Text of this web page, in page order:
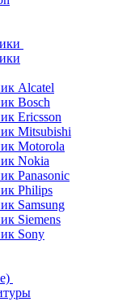
Alcatel
Bosch
Ericsson
Mitsubishi
Motorola
Nokia
Panasonic
Philips
Samsung
Siemens
Sony